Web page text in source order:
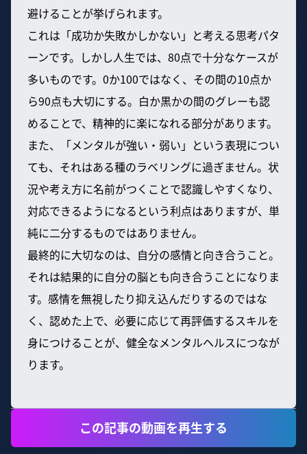
避けることが挙げられます。
これは「成功か失敗かしかない」と考える思考パタ
ーンです。しかし人生では、80点で十分なケースが
多いものです。0か100ではなく、その間の10点か
ら90点も大切にする。白か黒かの間のグレーも認
めることで、精神的に楽になれる部分があります。
また、「メンタルが強い・弱い」という表現につい
ても、それはある種のラベリングに過ぎません。状
況や考え方に名前がつくことで認識しやすくなり、
対応できるようになるという利点はありますが、単
純に二分するものではありません。
最終的に大切なのは、自分の感情と向き合うこと。
それは結果的に自分の脳とも向き合うことになりま
す。感情を無視したり抑え込んだりするのではな
く、認めた上で、必要に応じて再評価するスキルを
身につけることが、健全なメンタルヘルスにつなが
ります。
この記事の動画を再生する